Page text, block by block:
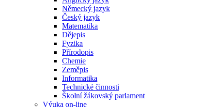
Německý jazyk
Český jazyk
Matematika
Dějepis
Fyzika
Přírodopis
Chemie
Zeměpis
Informatika
Technické činnosti
Školní žákovský parlament
Výuka on-line